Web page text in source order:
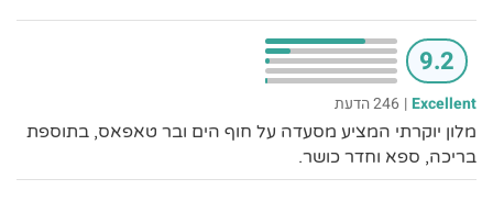
9.2
Excellent
| 246 הדעת
מלון יוקרתי המציע מסעדה על חוף הים ובר טאפאס, בתוספת
בריכה, ספא וחדר כושר.